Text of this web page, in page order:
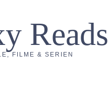
Reads
FILME & SERIEN